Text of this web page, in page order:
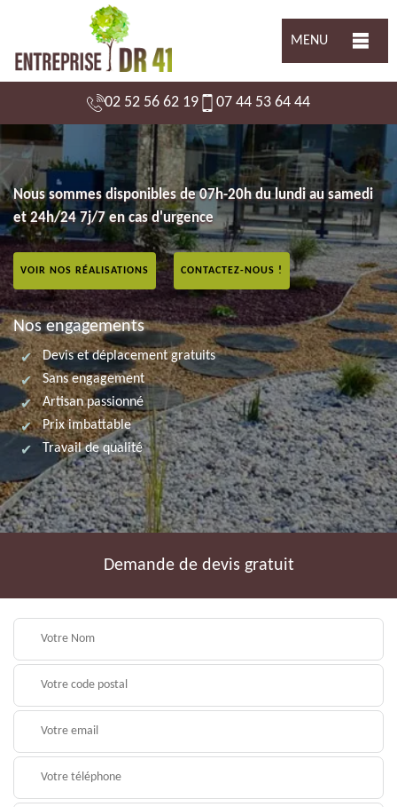
MENU
02 52 56 62 19 07 44 53 64 44
Nous sommes disponibles de 07h-20h du lundi au samedi
et 24h/24 7j/7 en cas d'urgence
VOIR NOS RÉALISATIONS CONTACTEZ-NOUS !
Nos engagements
Devis et déplacement gratuits
Sans engagement
Artisan passionné
Prix imbattable
Travail de qualité
Demande de devis gratuit